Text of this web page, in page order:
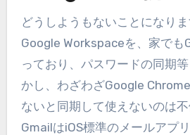
どうしようもないことになり
Google Workspaceを、家でも
っており、パスワードの同期
かし、わざわざGoogle
ないと同期して使えないのは不
GmailはiOS標準のメールアプ